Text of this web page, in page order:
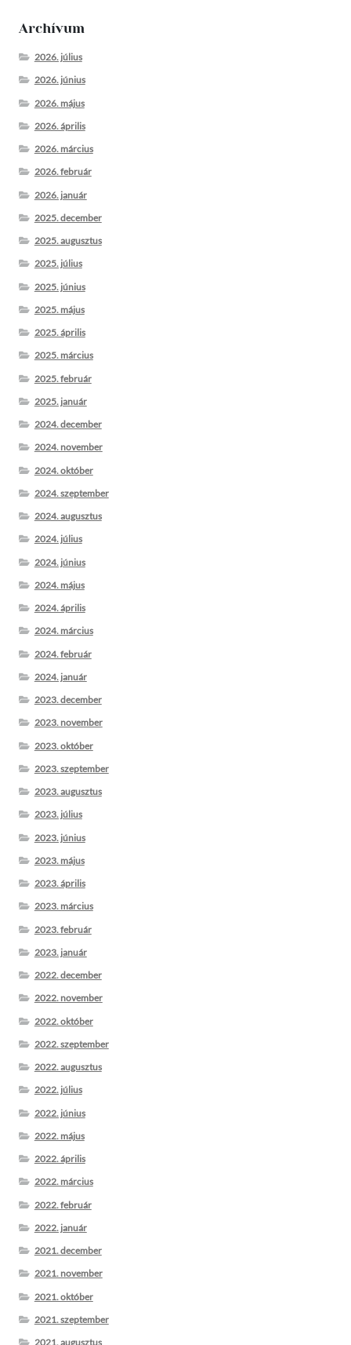
Archívum
2026. július
2026. június
2026. május
2026. április
2026. március
2026. február
2026. január
2025. december
2025. augusztus
2025. július
2025. június
2025. május
2025. április
2025. március
2025. február
2025. január
2024. december
2024. november
2024. október
2024. szeptember
2024. augusztus
2024. július
2024. június
2024. május
2024. április
2024. március
2024. február
2024. január
2023. december
2023. november
2023. október
2023. szeptember
2023. augusztus
2023. július
2023. június
2023. május
2023. április
2023. március
2023. február
2023. január
2022. december
2022. november
2022. október
2022. szeptember
2022. augusztus
2022. július
2022. június
2022. május
2022. április
2022. március
2022. február
2022. január
2021. december
2021. november
2021. október
2021. szeptember
2021. augusztus